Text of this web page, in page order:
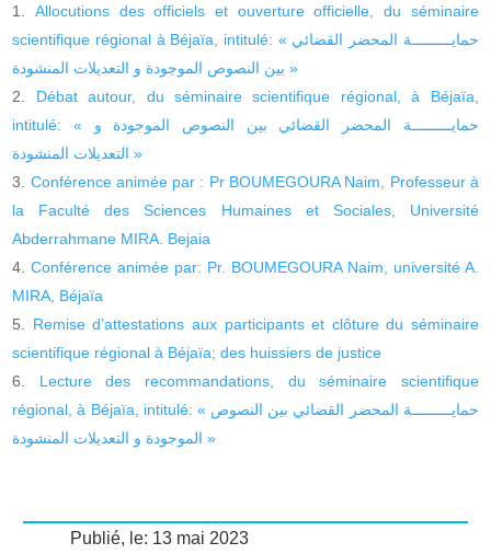
Allocutions des officiels et ouverture officielle, du séminaire
scientifique régional à Béjaïa, intitulé: « حمايـــــــــة المحضر القضائي
بين النصوص الموجودة و التعديلات المنشودة »
Débat autour, du séminaire scientifique régional, à Béjaïa,
intitulé: « حمايـــــــــة المحضر القضائي بين النصوص الموجودة و
التعديلات المنشودة »
Conférence animée par : Pr BOUMEGOURA Naim, Professeur à
la Faculté des Sciences Humaines et Sociales, Université
Abderrahmane MIRA. Bejaia
Conférence animée par: Pr. BOUMEGOURA Naim, université A.
MIRA, Béjaïa
Remise d’attestations aux participants et clôture du séminaire
scientifique régional à Béjaïa; des huissiers de justice
Lecture des recommandations, du séminaire scientifique
régional, à Béjaïa, intitulé: « حمايـــــــــة المحضر القضائي بين النصوص
الموجودة و التعديلات المنشودة »
Publié, le: 13 mai 2023